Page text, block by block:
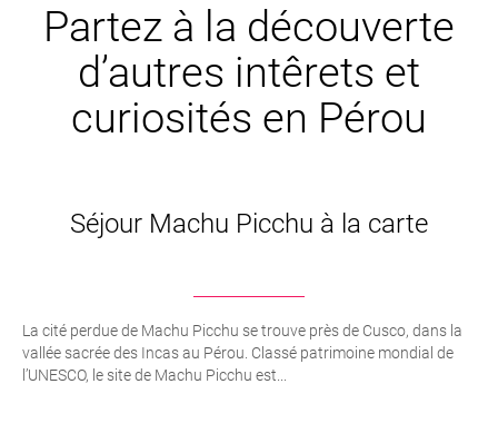
Partez à la découverte
d’autres intêrets et
curiosités en Pérou
Séjour Machu Picchu à la carte
La cité perdue de Machu Picchu se trouve près de Cusco, dans la
vallée sacrée des Incas au Pérou. Classé patrimoine mondial de
l’UNESCO, le site de Machu Picchu est...